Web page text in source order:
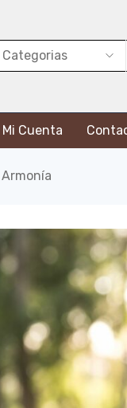
Mi Cuenta